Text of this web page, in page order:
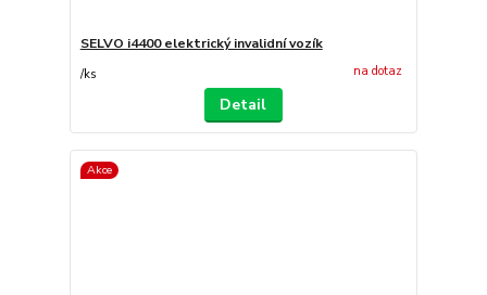
SELVO i4400 elektrický invalidní vozík
/ks na dotaz
Detail
Akce